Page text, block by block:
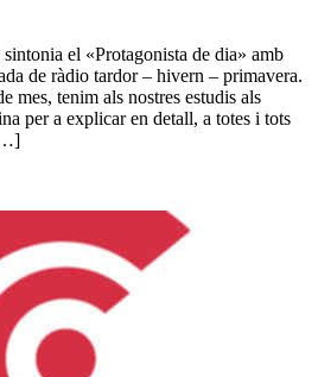
el «Protagonista de dia» amb
de ràdio tardor – hivern – primavera.
mes, tenim als nostres estudis als
per a explicar en detall, a totes i tots